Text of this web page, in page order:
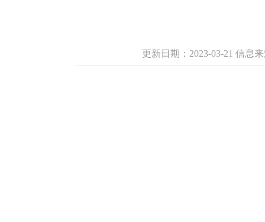
更新日期：2023-03-21 信息